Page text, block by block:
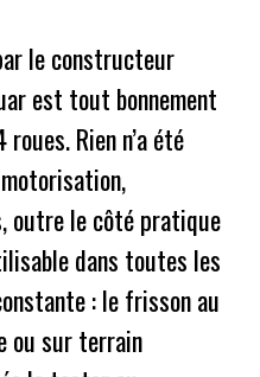
le constructeur
est tout bonnement
Rien n’a été
outre le côté pratique
dans toutes les
: le frisson au
ou sur terrain